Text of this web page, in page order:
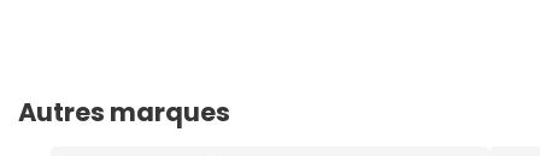
Autres marques